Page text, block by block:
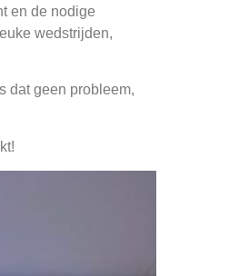
en de nodige
wedstrijden,
dat geen probleem,